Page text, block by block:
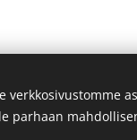
Turkhaudantie
verkkosivustomme
parhaan